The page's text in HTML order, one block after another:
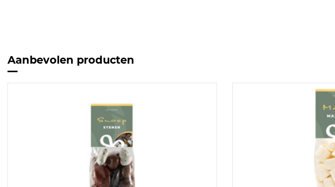
Aanbevolen producten